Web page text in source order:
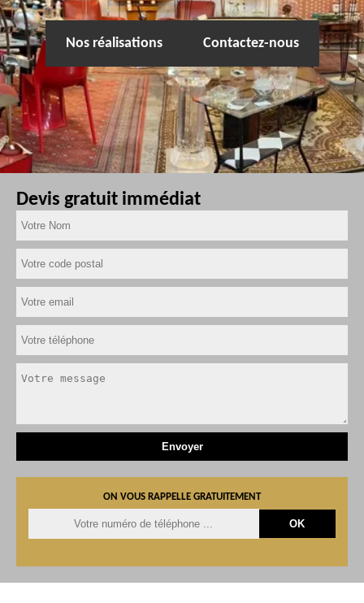
Nos réalisations Contactez-nous
Devis gratuit immédiat
ON VOUS RAPPELLE GRATUITEMENT